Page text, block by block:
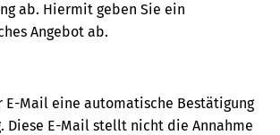
ab. Hiermit geben Sie ein
Angebot ab.
E-Mail eine automatische Bestätigung
Diese E-Mail stellt nicht die Annahme